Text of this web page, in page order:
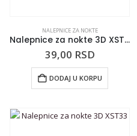
NALEPNICE ZA NOKTE
Nalepnice za nokte 3D XST38
39,00 RSD
DODAJ U KORPU